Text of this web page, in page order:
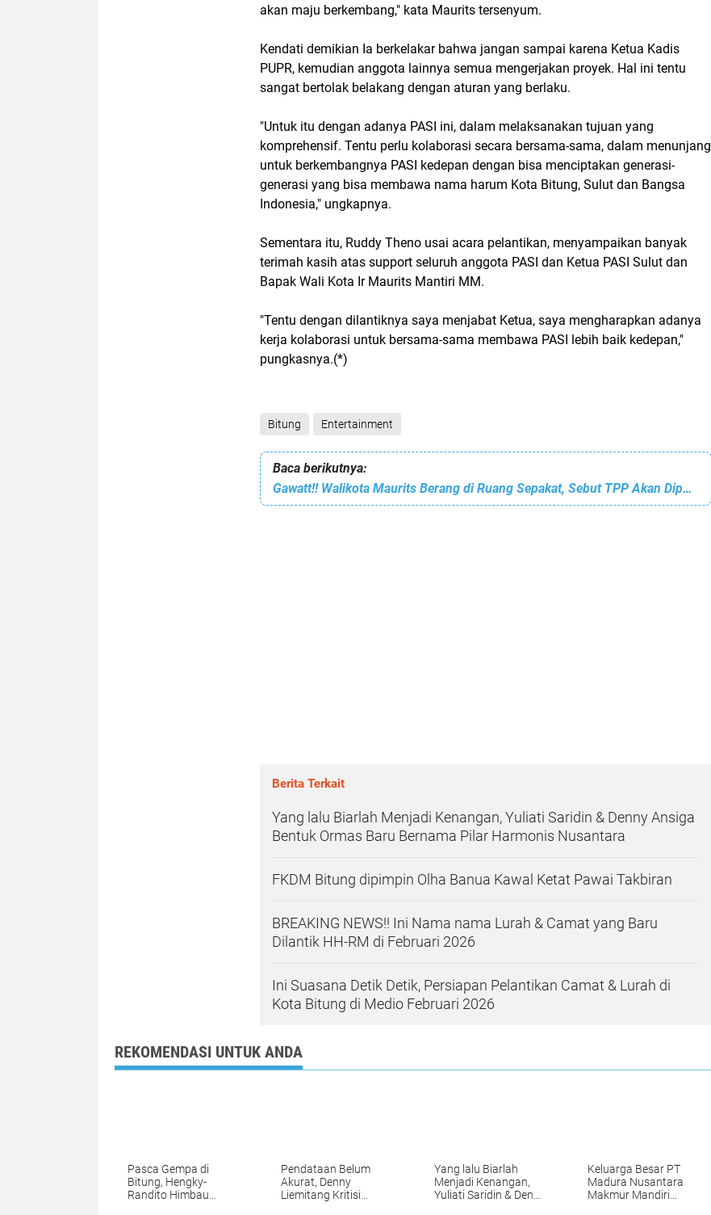
akan maju berkembang," kata Maurits tersenyum.
Kendati demikian Ia berkelakar bahwa jangan sampai karena Ketua Kadis
PUPR, kemudian anggota lainnya semua mengerjakan proyek. Hal ini tentu
sangat bertolak belakang dengan aturan yang berlaku.
"Untuk itu dengan adanya PASI ini, dalam melaksanakan tujuan yang
komprehensif. Tentu perlu kolaborasi secara bersama-sama, dalam menunjang
untuk berkembangnya PASI kedepan dengan bisa menciptakan generasi-
generasi yang bisa membawa nama harum Kota Bitung, Sulut dan Bangsa
Indonesia," ungkapnya.
Sementara itu, Ruddy Theno usai acara pelantikan, menyampaikan banyak
terimah kasih atas support seluruh anggota PASI dan Ketua PASI Sulut dan
Bapak Wali Kota Ir Maurits Mantiri MM.
"Tentu dengan dilantiknya saya menjabat Ketua, saya mengharapkan adanya
kerja kolaborasi untuk bersama-sama membawa PASI lebih baik kedepan,"
pungkasnya.(*)
Bitung Entertainment
Baca berikutnya:
Gawatt!! Walikota Maurits Berang di Ruang Sepakat, Sebut TPP Akan Dipotong Ada Apa?
Berita Terkait
Yang lalu Biarlah Menjadi Kenangan, Yuliati Saridin & Denny Ansiga
Bentuk Ormas Baru Bernama Pilar Harmonis Nusantara
FKDM Bitung dipimpin Olha Banua Kawal Ketat Pawai Takbiran
BREAKING NEWS!! Ini Nama nama Lurah & Camat yang Baru
Dilantik HH-RM di Februari 2026
Ini Suasana Detik Detik, Persiapan Pelantikan Camat & Lurah di
Kota Bitung di Medio Februari 2026
REKOMENDASI UNTUK ANDA
Pasca Gempa di
Bitung, Hengky-
Randito Himbau
Pendataan Belum
Akurat, Denny
Liemitang Kritisi
Yang lalu Biarlah
Menjadi Kenangan,
Yuliati Saridin & Denny
Keluarga Besar PT
Madura Nusantara
Makmur Mandiri